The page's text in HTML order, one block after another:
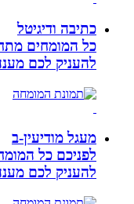
כתיבה ודיגיטל
כל המומחים
להעניק לכם מענה
מעגל מודיעין-ב
לפניכם כל
להעניק לכם מענה